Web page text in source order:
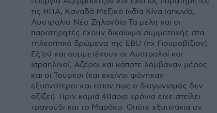
τις ΗΠΑ, Καναδά Μεξικό Ινδία Κίνα Ιαπωνία,
Αυστραλία Νέα Ζηλανδία Τα μέλη και οι
παρατηρητές έχουν δικαίωμα συμμετοχής στα
τηλεοπτικά δρώμενα της EBU (πχ Γιουροβίζιον).
Εξ'ού και συμμετέχουν οι Αυστραλοί και
Ισραηλινοί, Αζέροι και κάποτε λάμβαναν μέρος
και οι Τούρκοι (και εκείνοι φάνηκαν
εξυπνότεροι και είπαν πως ο διαγωνισμός δεν
αξίζει). Πριν καμιά 40αρια χρόνια είχε στείλει
τραγούδι και το Μαρόκο. Οπότε εξυπνάκια αν